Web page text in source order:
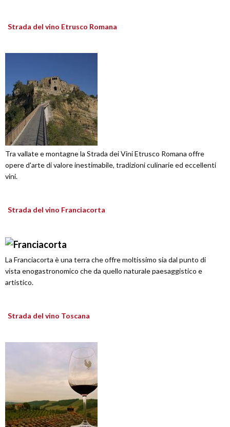
Strada del vino Etrusco Romana
Tra vallate e montagne la Strada dei Vini Etrusco Romana offre
opere d'arte di valore inestimabile, tradizioni culinarie ed eccellenti
vini.
Strada del vino Franciacorta
La Franciacorta è una terra che offre moltissimo sia dal punto di
vista enogastronomico che da quello naturale paesaggistico e
artistico.
Strada del vino Toscana